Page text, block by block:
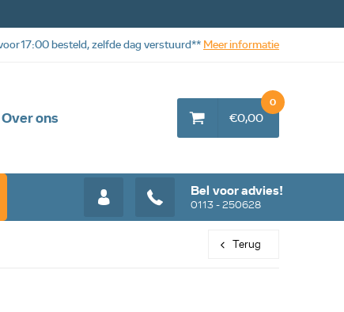
Over ons
Bel voor advies!
0113 - 250628
€0,00
0
17:00 besteld, zelfde dag verstuurd** Meer informatie
Terug